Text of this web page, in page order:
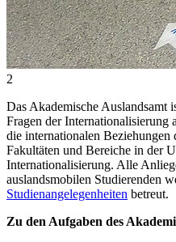
2
Das Akademische Auslandsamt
Fragen der
die internationalen
Fakultäten und Bereiche in der
Internationalisierung. Alle
auslandsmobilen Studierenden
Studienangelegenheiten betreut.
Zu den Aufgaben des